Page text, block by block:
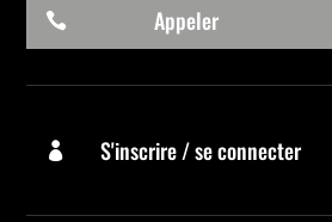
 Appeler
 S'inscrire / se connecter